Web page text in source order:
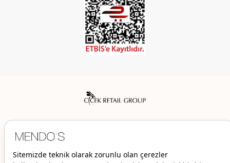
© 2026 Mendo’s | Her hakkı saklıdır.